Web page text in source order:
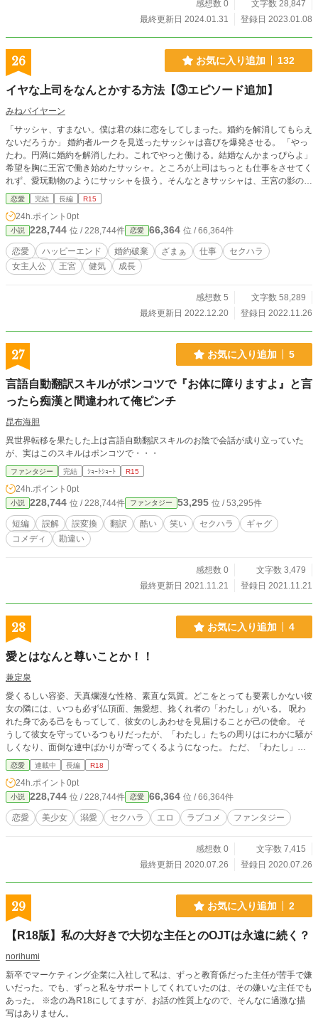
感想数 0
文字数 28,847
最終更新日 2024.01.31
登録日 2023.01.08
26 お気に入り追加 132
イヤな上司をなんとかする方法【③エピソード追加】
みねバイヤーン
「サッシャ、すまない。僕は君の妹に恋をしてしまった。婚約を解消してもらえ
ないだろうか」 婚約者ルークを見送ったサッシャは喜びを爆発させる。 「やっ
たわ。円満に婚約を解消したわ。これでやっと働ける。結婚なんかまっぴらよ」
希望を胸に王宮で働き始めたサッシャ。ところが上司はちっとも仕事をさせてく
れず、愛玩動物のようにサッシャを扱う。そんなときサッシャは、王宮の影の支
配者とウワサされるヘレナ女史に呼び出された。「社会的に存在を抹消します
か？」ヘレナはとんでもないことを問いかける。ヘレナはサッシャに条件を出し
た。三か月で結果を出せと。哀れなサッシャは仕事で結果を出せるのか？ 健気
で前向きなサッシャのお仕事、成長物語。(サッシャの物語は完結済みです) 【エ
ピソード追加②③】別キャラのエピソードを追加しました。完結済み。
恋愛 完結 長編 R15
24h.ポイント 0pt
小説 228,744 位 / 228,744件 恋愛 66,364 位 / 66,364件
恋愛 ハッピーエンド 婚約破棄 ざまぁ 仕事
セクハラ
女主人公
王宮 健気 成長
感想数 5
文字数 58,289
最終更新日 2022.12.20
登録日 2022.11.26
27 お気に入り追加 5
言語自動翻訳スキルがポンコツで『お体に障りますよ』と言
ったら痴漢と間違われて俺ピンチ
昆布海胆
異世界転移を果たした上は言語自動翻訳スキルのお陰で会話が成り立っていた
が、実はこのスキルはポンコツで・・・
ファンタジー 完結 ｼｮｰﾄｼｮｰﾄ R15
24h.ポイント 0pt
小説 228,744 位 / 228,744件 ファンタジー 53,295 位 / 53,295件
短編 誤解 誤変換 翻訳 酷い 笑い セクハラ
ギャグ
コメディ
勘違い
感想数 0
文字数 3,479
最終更新日 2021.11.21
登録日 2021.11.21
28 お気に入り追加 4
愛とはなんと尊いことか！！
兼定泉
愛くるしい容姿、天真爛漫な性格、素直な気質。どこをとっても要素しかない彼
女の隣には、いつも必ず仏頂面、無愛想、捻くれ者の「わたし」がいる。 呪わ
れた身である己をもってして、彼女のしあわせを見届けることが己の使命。 そ
うして彼女を守っているつもりだったが、「わたし」たちの周りはにわかに騒が
しくなり、面倒な連中ばかりが寄ってくるようになった。 ただ、「わたし」は
愛を貫きたいだけなのに！ 体にあるコンプレックスを抱えた主人公によるセク
ハラ多めのラブエロコメディ、かもしれない。
恋愛 連載中 長編 R18
24h.ポイント 0pt
小説 228,744 位 / 228,744件 恋愛 66,364 位 / 66,364件
恋愛 美少女 溺愛 セクハラ エロ ラブコメ ファンタジー
感想数 0
文字数 7,415
最終更新日 2020.07.26
登録日 2020.07.26
29 お気に入り追加 2
【R18版】私の大好きで大切な主任とのOJTは永遠に続く？
norihumi
新卒でマーケティング企業に入社して私は、ずっと教育係だった主任が苦手で嫌
いだった。でも、ずっと私をサポートしてくれていたのは、その嫌いな主任でも
あった。 ※念の為R18にしてますが、お話の性質上なので、そんなに過激な描
写はありません。